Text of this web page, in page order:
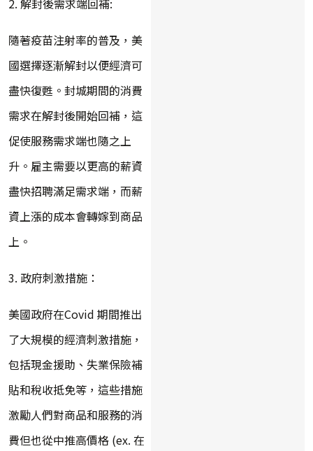
隨著疫苗注射率的普及，美
國選擇逐漸解封以便經濟可
盡快復甦。封城期間的消費
需求在解封後開始回補，這
促使服務需求端也隨之上
升。雇主需要以更高的薪資
盡快招聘滿足需求端，而薪
資上漲的成本會轉嫁到商品
上。
3. 政府刺激措施：
美國政府在Covid 期間推出
了大規模的經濟刺激措施，
包括現金援助、失業保險補
貼和稅收抵免等，這些措施
激勵人們對商品和服務的消
費但也從中推高價格 (ex. 在